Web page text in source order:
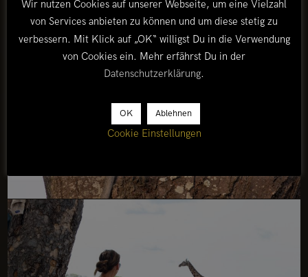
Wir nutzen Cookies auf unserer Webseite, um eine Vielzahl
von Services anbieten zu können und um diese stetig zu
verbessern. Mit Klick auf „OK“ willigst Du in die Verwendung
von Cookies ein. Mehr erfährst Du in der
Datenschutzerklärung.
OK Ablehnen
Cookie Einstellungen